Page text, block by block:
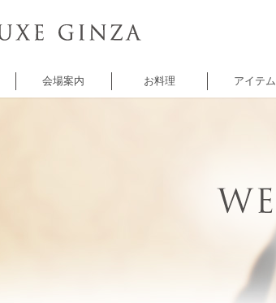
会場案内 お料理 アイテム